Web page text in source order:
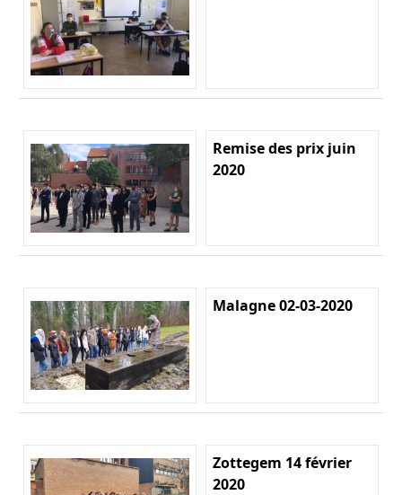
Remise des prix juin
2020
Malagne 02-03-2020
Zottegem 14 février
2020